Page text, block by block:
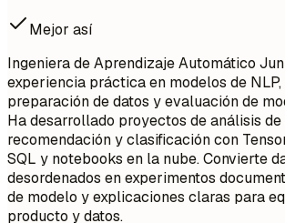
Mejor así
Ingeniera de Aprendizaje Automático
experiencia práctica en modelos de
preparación de datos y evaluación de
Ha desarrollado proyectos de análisis de
recomendación y clasificación con
SQL y notebooks en la nube. Convierte
desordenados en experimentos
de modelo y explicaciones claras para
producto y datos.